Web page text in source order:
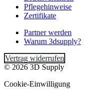
Pflegehinweise
Zertifikate
Partner werden
Warum 3dsupply?
Vertrag widerrufen
© 2026 3D Supply
Cookie-Einwilligung